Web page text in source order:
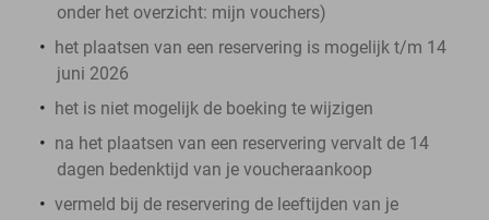
onder het overzicht: mijn vouchers)
het plaatsen van een reservering is mogelijk t/m 14
juni 2026
het is niet mogelijk de boeking te wijzigen
na het plaatsen van een reservering vervalt de 14
dagen bedenktijd van je voucheraankoop
vermeld bij de reservering de leeftijden van je